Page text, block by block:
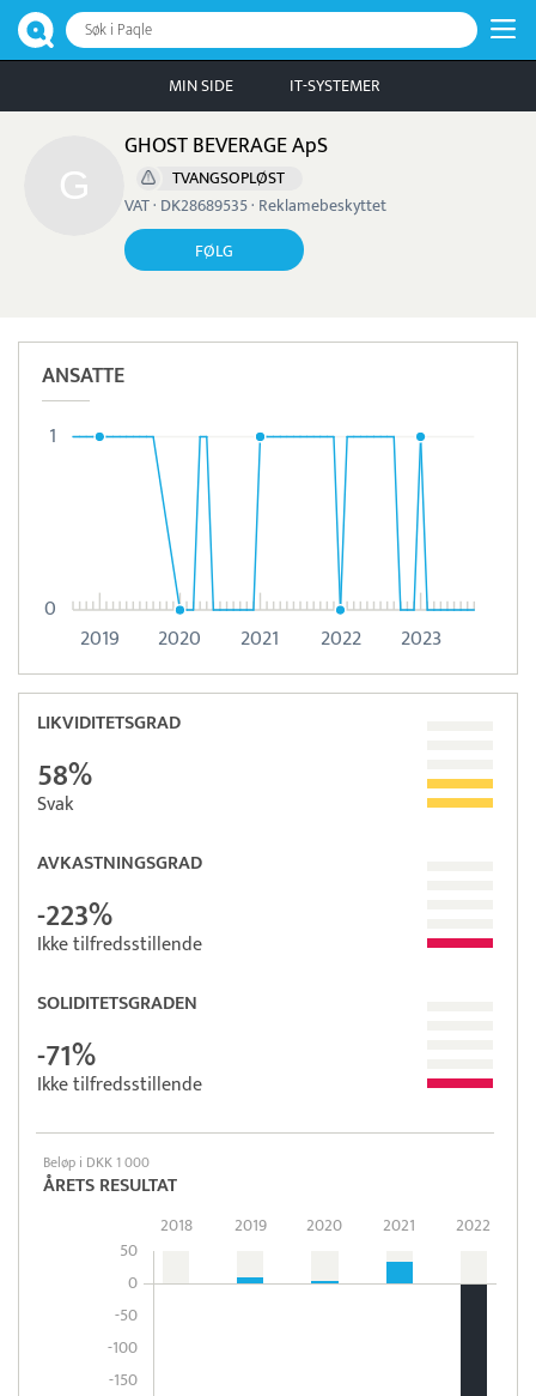
Søk i Paqle
MIN SIDE IT-SYSTEMER
GHOST BEVERAGE ApS
TVANGSOPLØST
VAT · DK28689535 · Reklamebeskyttet
FØLG
ANSATTE
2019 2020 2021 2022 2023
0
1
LIKVIDITETSGRAD
58%
Svak
AVKASTNINGSGRAD
-223%
Ikke tilfredsstillende
SOLIDITETSGRADEN
-71%
Ikke tilfredsstillende
Beløp i DKK 1 000
ÅRETS RESULTAT
50
0
-50
-100
-150
2018 2019 2020 2021 2022